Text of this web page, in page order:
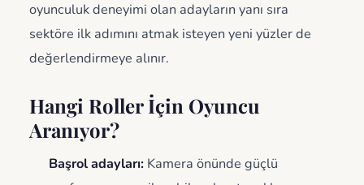
oyunculuk deneyimi olan adayların yanı sıra
sektöre ilk adımını atmak isteyen yeni yüzler de
değerlendirmeye alınır.
Hangi Roller İçin Oyuncu
Aranıyor?
Başrol adayları: Kamera önünde güçlü